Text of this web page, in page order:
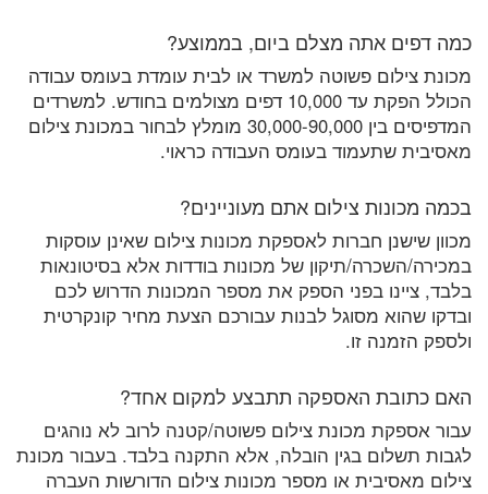
כמה דפים אתה מצלם ביום, בממוצע?
מכונת צילום פשוטה למשרד או לבית עומדת בעומס עבודה
הכולל הפקת עד 10,000 דפים מצולמים בחודש. למשרדים
המדפיסים בין 30,000-90,000 מומלץ לבחור במכונת צילום
מאסיבית שתעמוד בעומס העבודה כראוי.
בכמה מכונות צילום אתם מעוניינים?
מכוון שישנן חברות לאספקת מכונות צילום שאינן עוסקות
במכירה/השכרה/תיקון של מכונות בודדות אלא בסיטונאות
בלבד, ציינו בפני הספק את מספר המכונות הדרוש לכם
ובדקו שהוא מסוגל לבנות עבורכם הצעת מחיר קונקרטית
ולספק הזמנה זו.
האם כתובת האספקה תתבצע למקום אחד?
עבור אספקת מכונת צילום פשוטה/קטנה לרוב לא נוהגים
לגבות תשלום בגין הובלה, אלא התקנה בלבד. בעבור מכונת
צילום מאסיבית או מספר מכונות צילום הדורשות העברה